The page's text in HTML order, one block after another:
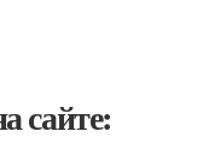
сайте: